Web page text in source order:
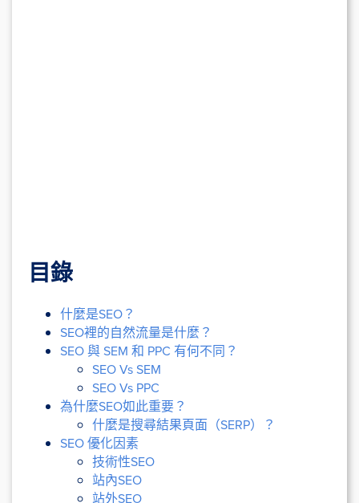
目錄
什麼是SEO？
SEO裡的自然流量是什麼？
SEO 與 SEM 和 PPC 有何不同？
SEO Vs SEM
SEO Vs PPC
為什麼SEO如此重要？
什麼是搜尋結果頁面（SERP）？
SEO 優化因素
技術性SEO
站內SEO
站外SEO